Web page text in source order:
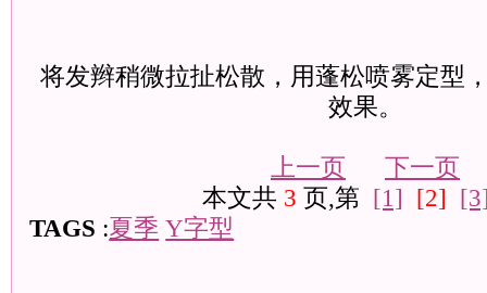
将发辫稍微拉扯松散，用蓬松喷雾定型
效果。
上一页
下一页
本文共 3 页,第 [1] [2]
TAGS :夏季 Y字型